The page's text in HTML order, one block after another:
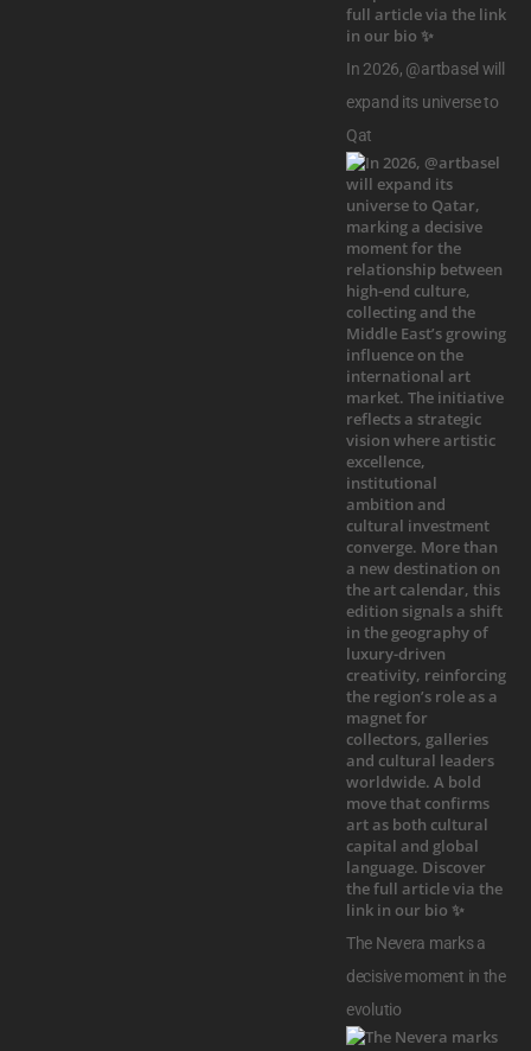
In 2026, @artbasel will
expand its universe to
Qat
The Nevera marks a
decisive moment in the
evolutio